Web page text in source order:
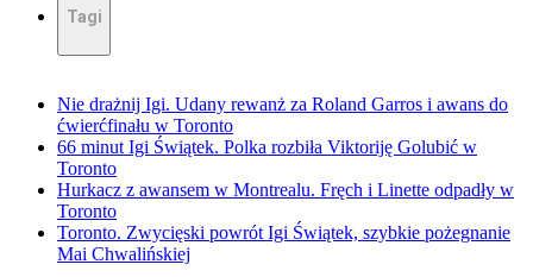
Tagi
Nie drażnij Igi. Udany rewanż za Roland Garros i awans do
ćwierćfinału w Toronto
66 minut Igi Świątek. Polka rozbiła Viktoriję Golubić w
Toronto
Hurkacz z awansem w Montrealu. Fręch i Linette odpadły w
Toronto
Toronto. Zwycięski powrót Igi Świątek, szybkie pożegnanie
Mai Chwalińskiej